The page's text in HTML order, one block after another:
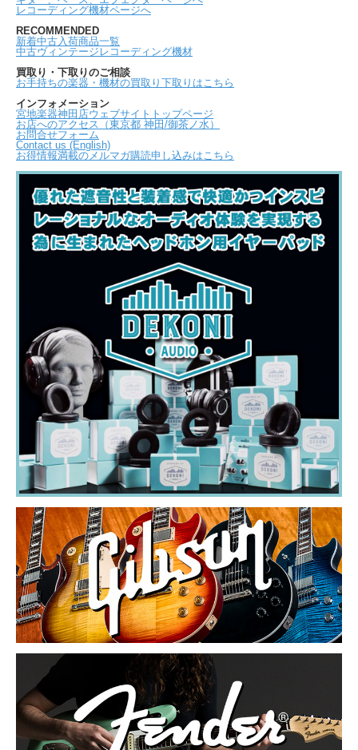
レコーディング機材ページへ
RECOMMENDED
新着中古入荷商品一覧
中古ヴィンテージレコーディング機材
買取り・下取りのご相談
お手持ちの楽器・機材の買取り下取りはこちら
インフォメーション
宮地楽器神田店ウェブサイトトップページ
お店へのアクセス（東京都 神田/御茶ノ水）
お問合せフォーム
Contact us (English)
お得情報満載のメルマガ購読申し込みはこちら